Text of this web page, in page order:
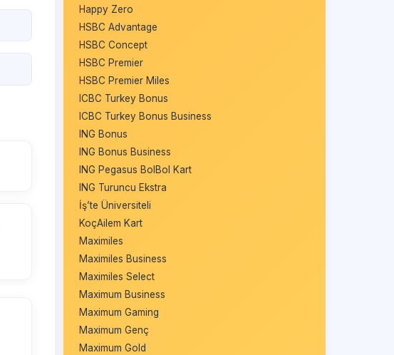
Happy Zero
HSBC Advantage
HSBC Concept
HSBC Premier
HSBC Premier Miles
ICBC Turkey Bonus
ICBC Turkey Bonus Business
ING Bonus
ING Bonus Business
ING Pegasus BolBol Kart
ING Turuncu Ekstra
İş’te Üniversiteli
KoçAilem Kart
Maximiles
Maximiles Business
Maximiles Select
Maximum Business
Maximum Gaming
Maximum Genç
Maximum Gold